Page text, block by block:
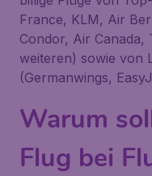
France, KLM, Air
Condor, Air Canada,
weiteren) sowie von
(Germanwings,
Warum
Flug bei